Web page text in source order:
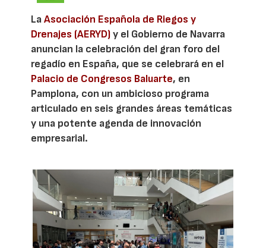
LaAsociación Española de Riegos y
Drenajes (AERYD)y el Gobierno de Navarra
anuncian la celebración del gran foro del
regadío en España, que se celebrará en el
Palacio de Congresos Baluarte, en
Pamplona, con un ambicioso programa
articulado en seis grandes áreas temáticas
y una potente agenda de innovación
empresarial.